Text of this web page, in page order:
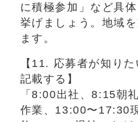
に積極参加」など具
挙げましょう。地域
ます。
【11. 応募者が知り
記載する】
「8:00出社、8:15朝
作業、13:00〜17:30